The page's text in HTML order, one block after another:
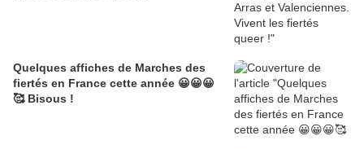
Quelques affiches de Marches des
fiertés en France cette année 😀😀😀
🥰 Bisous !